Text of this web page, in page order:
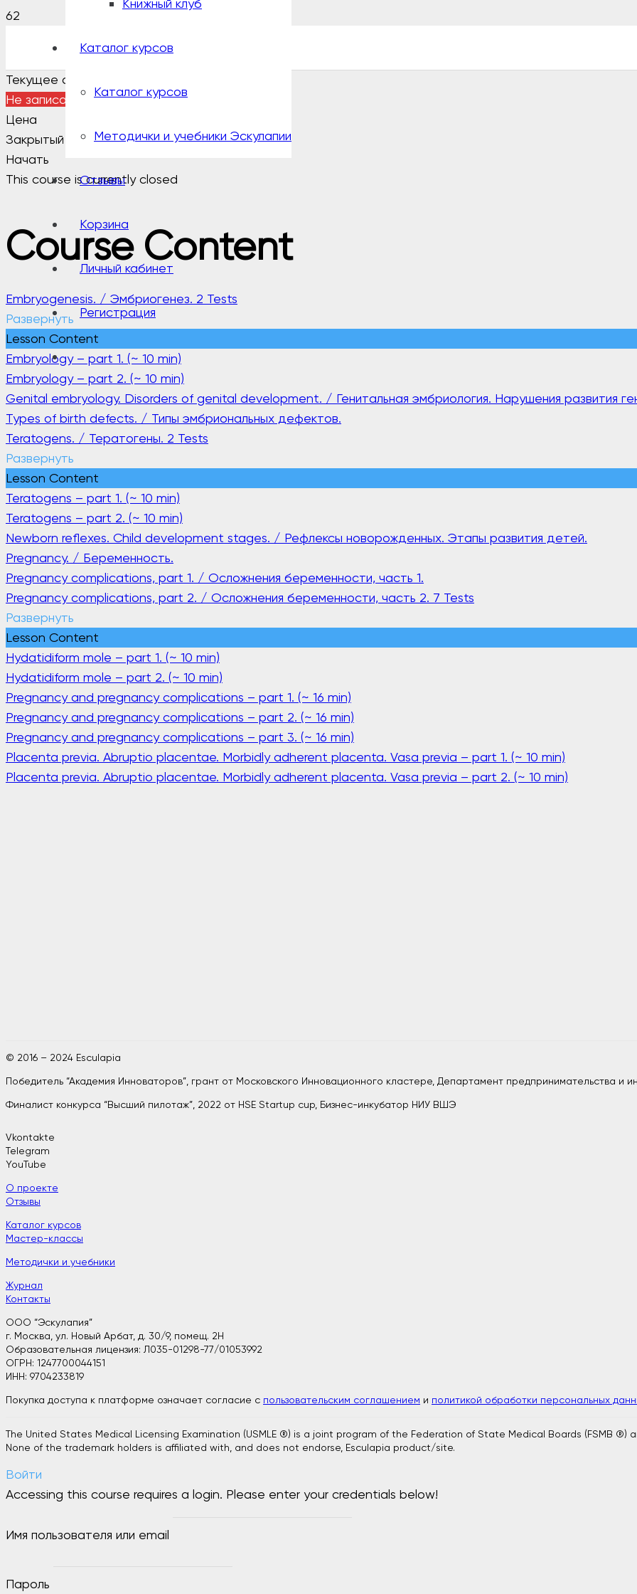
Книжный клуб
Каталог курсов
Каталог курсов
Методички и учебники Эскулапии
Отзывы
Корзина
Личный кабинет
Регистрация
Текущее состояние
Не записан
Цена
Закрытый
Начать
This course is currently closed
Course Content
Embryogenesis. / Эмбриогенез. 2 Tests
Развернуть
Lesson Content
Embryology – part 1. (~ 10 min)
Embryology – part 2. (~ 10 min)
Genital embryology. Disorders of genital development. / Генитальная эмбриология. Нарушения развития
Types of birth defects. / Типы эмбриональных дефектов.
Teratogens. / Тератогены. 2 Tests
Развернуть
Lesson Content
Teratogens – part 1. (~ 10 min)
Teratogens – part 2. (~ 10 min)
Newborn reflexes. Child development stages. / Рефлексы новорожденных. Этапы развития детей.
Pregnancy. / Беременность.
Pregnancy сomplications, part 1. / Осложнения беременности, часть 1.
Pregnancy сomplications, part 2. / Осложнения беременности, часть 2. 7 Tests
Развернуть
Lesson Content
Hydatidiform mole – part 1. (~ 10 min)
Hydatidiform mole – part 2. (~ 10 min)
Pregnancy and pregnancy complications – part 1. (~ 16 min)
Pregnancy and pregnancy complications – part 2. (~ 16 min)
Pregnancy and pregnancy complications – part 3. (~ 16 min)
Placenta previa. Abruptio placentae. Morbidly adherent placenta. Vasa previa – part 1. (~ 10 min)
Placenta previa. Abruptio placentae. Morbidly adherent placenta. Vasa previa – part 2. (~ 10 min)
© 2016 – 2024 Esculapia
Победитель “Академия Инноваторов”, грант от Московского Инновационного кластере, Департамент предпринимательства и
Финалист конкурса “Высший пилотаж”, 2022 от HSE Startup cup, Бизнес-инкубатор НИУ ВШЭ
Vkontakte
Telegram
YouTube
О проекте
Отзывы
Каталог курсов
Мастер-классы
Методички и учебники
Журнал
Контакты
ООО “Эскулапия”
г. Москва, ул. Новый Арбат, д. 30/9, помещ. 2H
Образовательная лицензия: Л035-01298-77/01053992
ОГРН: 1247700044151
ИНН: 9704233819
Покупка доступа к платформе означает согласие с пользовательским соглашением и политикой обработки персональных
The United States Medical Licensing Examination (USMLE ®) is a joint program of the Federation of State Medical Boards (FSMB ®)
None of the trademark holders is affiliated with, and does not endorse, Esculapia product/site.
Войти
Accessing this course requires a login. Please enter your credentials below!
Имя пользователя или email
Пароль